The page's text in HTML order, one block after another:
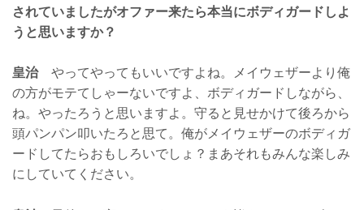
されていましたがオファー来たら本当にボディガードしよ
うと思いますか？
皇治やってやってもいいですよね。メイウェザーより俺
の方がモテてしゃーないですよ、ボディガードしながら、
ね。やったろうと思いますよ。守ると見せかけて後ろから
頭パンパン叩いたろと思て。俺がメイウェザーのボディガ
ードしてたらおもしろいでしょ？まあそれもみんな楽しみ
にしていてください。